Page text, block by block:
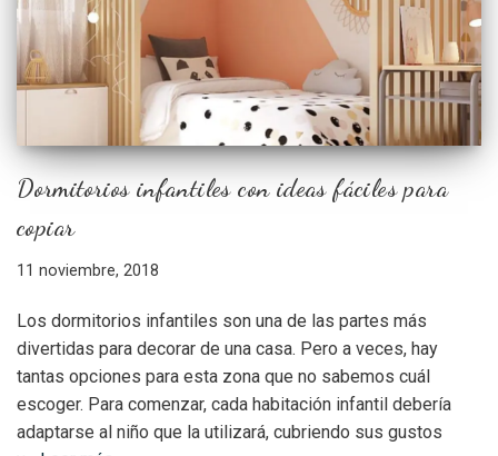
Dormitorios infantiles con ideas fáciles para
copiar
11 noviembre, 2018
Los dormitorios infantiles son una de las partes más
divertidas para decorar de una casa. Pero a veces, hay
tantas opciones para esta zona que no sabemos cuál
escoger. Para comenzar, cada habitación infantil debería
adaptarse al niño que la utilizará, cubriendo sus gustos